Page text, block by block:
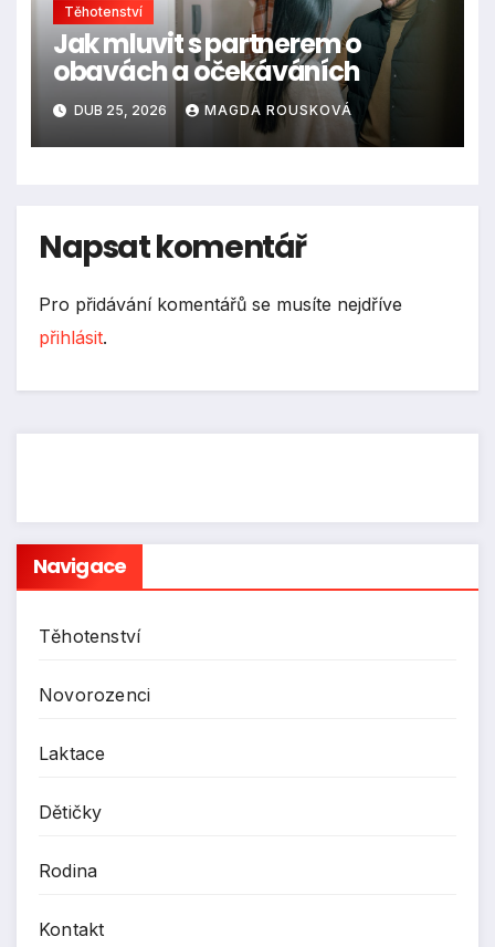
Těhotenství
Jak mluvit s partnerem o
obavách a očekáváních
DUB 25, 2026 MAGDA ROUSKOVÁ
Napsat komentář
Pro přidávání komentářů se musíte nejdříve
přihlásit.
Navigace
Těhotenství
Novorozenci
Laktace
Dětičky
Rodina
Kontakt